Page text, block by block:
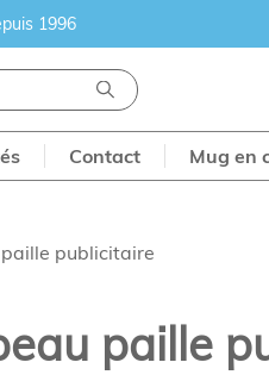
1996
Contact Mug en
publicitaire
paille